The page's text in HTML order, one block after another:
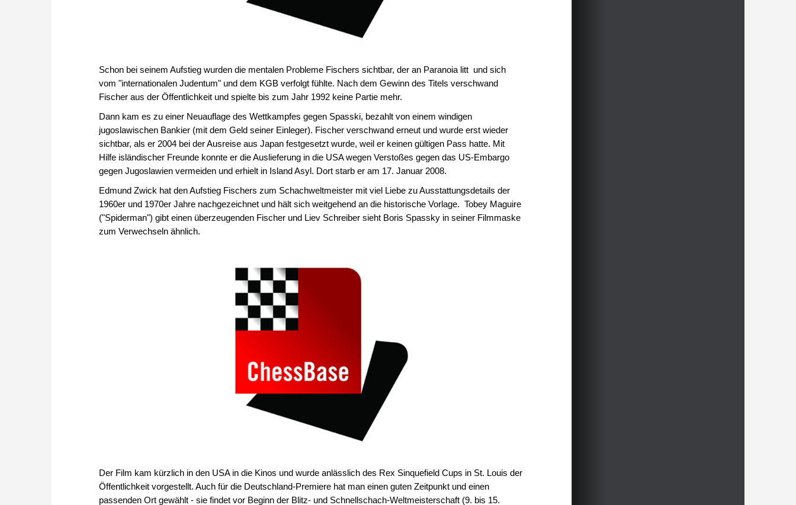
Schon bei seinem Aufstieg wurden die mentalen Probleme Fischers sichtbar, der an Paranoia litt und sich
vom "internationalen Judentum" und dem KGB verfolgt fühlte. Nach dem Gewinn des Titels verschwand
Fischer aus der Öffentlichkeit und spielte bis zum Jahr 1992 keine Partie mehr.
Dann kam es zu einer Neuauflage des Wettkampfes gegen Spasski, bezahlt von einem windigen
jugoslawischen Bankier (mit dem Geld seiner Einleger). Fischer verschwand erneut und wurde erst wieder
sichtbar, als er 2004 bei der Ausreise aus Japan festgesetzt wurde, weil er keinen gültigen Pass hatte. Mit
Hilfe isländischer Freunde konnte er die Auslieferung in die USA wegen Verstoßes gegen das US-Embargo
gegen Jugoslawien vermeiden und erhielt in Island Asyl. Dort starb er am 17. Januar 2008.
Edmund Zwick hat den Aufstieg Fischers zum Schachweltmeister mit viel Liebe zu Ausstattungsdetails der
1960er und 1970er Jahre nachgezeichnet und hält sich weitgehend an die historische Vorlage. Tobey Maguire
("Spiderman") gibt einen überzeugenden Fischer und Liev Schreiber sieht Boris Spassky in seiner Filmmaske
zum Verwechseln ähnlich.
Der Film kam kürzlich in den USA in die Kinos und wurde anlässlich des Rex Sinquefield Cups in St. Louis der
Öffentlichkeit vorgestellt. Auch für die Deutschland-Premiere hat man einen guten Zeitpunkt und einen
passenden Ort gewählt - sie findet vor Beginn der Blitz- und Schnellschach-Weltmeisterschaft (9. bis 15.